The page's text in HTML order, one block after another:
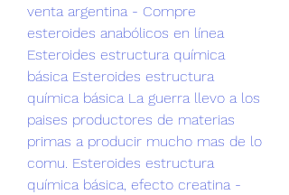
venta argentina - Compre
esteroides anabólicos en línea
Esteroides estructura química
básica Esteroides estructura
química básica La guerra llevo a los
paises productores de materias
primas a producir mucho mas de lo
comu. Esteroides estructura
química básica, efecto creatina -